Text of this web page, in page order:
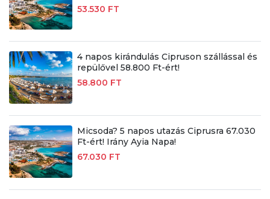
53.530 FT
4 napos kirándulás Cipruson szállással és
repülővel 58.800 Ft-ért!
58.800 FT
Micsoda? 5 napos utazás Ciprusra 67.030
Ft-ért! Irány Ayia Napa!
67.030 FT